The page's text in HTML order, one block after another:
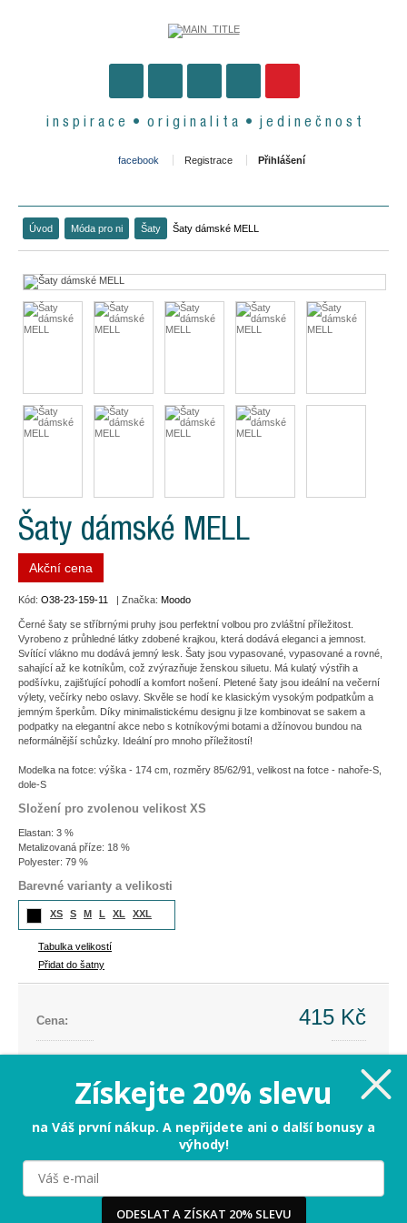
i n s p i r a c e • o r i g i n a l i t a • j e d i n e č n o s t
facebook Registrace Přihlášení
Úvod Móda pro ni Šaty Šaty dámské MELL
Šaty dámské MELL
Akční cena
Kód: O38-23-159-11 | Značka: Moodo
Černé šaty se stříbrnými pruhy jsou perfektní volbou pro zvláštní příležitost.
Vyrobeno z průhledné látky zdobené krajkou, která dodává eleganci a jemnost.
Svítící vlákno mu dodává jemný lesk. Šaty jsou vypasované, vypasované a rovné,
sahající až ke kotníkům, což zvýrazňuje ženskou siluetu. Má kulatý výstřih a
podšívku, zajišťující pohodlí a komfort nošení. Pletené šaty jsou ideální na večerní
výlety, večírky nebo oslavy. Skvěle se hodí ke klasickým vysokým podpatkům a
jemným šperkům. Díky minimalistickému designu ji lze kombinovat se sakem a
podpatky na elegantní akce nebo s kotníkovými botami a džínovou bundou na
neformálnější schůzky. Ideální pro mnoho příležitostí!
Modelka na fotce: výška - 174 cm, rozměry 85/62/91, velikost na fotce - nahoře-S,
dole-S
Složení pro zvolenou velikost XS
Elastan: 3 %
Metalizovaná příze: 18 %
Polyester: 79 %
Barevné varianty a velikosti
XS S M L XL XXL
Tabulka velikostí
Přidat do šatny
Cena: 415 Kč
-582 Kč (-58%)
PŘIDAT DO KOŠÍKU
Tabulka velikostí
Milujeme cookies!
Používáme cookies, abychom vám nabídli ten nejlepší
Získejte 20% slevu
na Váš první nákup. A nepřijdete ani o další bonusy a
výhody!
ODESLAT A ZÍSKAT 20% SLEVU